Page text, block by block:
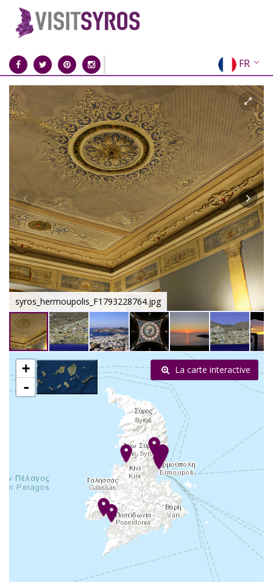
FR
EN
EL
DE
IT
ES
RU
CN
syros_hermoupolis_F1793228764.jpg
+
-
La carte interactive